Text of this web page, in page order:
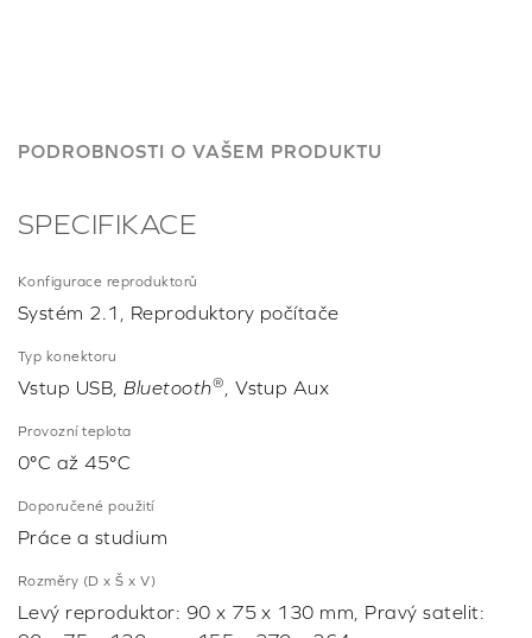
PODROBNOSTI O VAŠEM PRODUKTU
SPECIFIKACE
Konfigurace reproduktorů
Systém 2.1, Reproduktory počítače
Typ konektoru
Vstup USB,Bluetooth® , Vstup Aux
Provozní teplota
0°C až 45°C
Doporučené použití
Práce a studium
Rozměry (D x Š x V)
Levý reproduktor: 90 x 75 x 130 mm, Pravý satelit: